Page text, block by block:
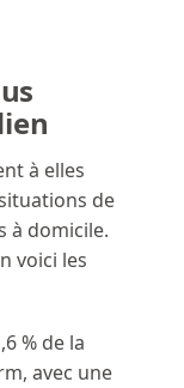
à elles
de
à domicile.
voici les
% de la
avec une